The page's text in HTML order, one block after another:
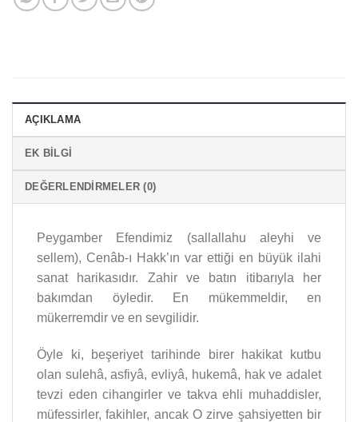
AÇIKLAMA
EK BILGI
DEĞERLENDIRMELER (0)
Peygamber Efendimiz (sallallahu aleyhi ve
sellem), Cenâb-ı Hakk’ın var ettiği en büyük ilahi
sanat harikasıdır. Zahir ve batın itibarıyla her
bakımdan öyledir. En mükemmeldir, en
mükerremdir ve en sevgilidir.
Öyle ki, beşeriyet tarihinde birer hakikat kutbu
olan sulehâ, asfiyâ, evliyâ, hukemâ, hak ve adalet
tevzi eden cihangirler ve takva ehli muhaddisler,
müfessirler, fakihler, ancak O zirve şahsiyetten bir